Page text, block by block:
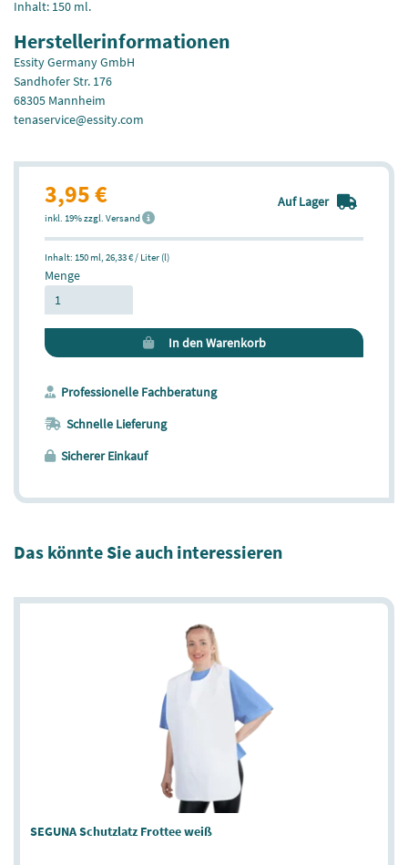
Inhalt: 150 ml.
Herstellerinformationen
Essity Germany GmbH
Sandhofer Str. 176
68305 Mannheim
tenaservice@essity.com
3,95 €
inkl. 19% zzgl. Versand
Auf Lager
Inhalt: 150 ml, 26,33 € / Liter (l)
Menge
In den Warenkorb
Professionelle Fachberatung
Schnelle Lieferung
Sicherer Einkauf
Das könnte Sie auch interessieren
SEGUNA Schutzlatz Frottee weiß